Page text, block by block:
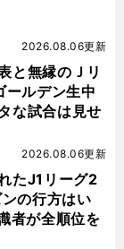
と無縁のＪリ
ールデン生中
な試合は見せ
2026.08.06更新
たJ1リーグ2
の行方はい
者が全順位を
2026.08.06更新